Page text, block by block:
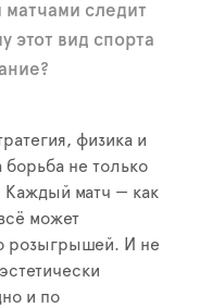
следит
этот вид спорта
физика и
борьба не только
Каждый матч — как
может
розыгрышей. И не
и по